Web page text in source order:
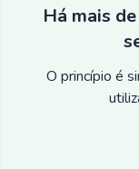
Há mais
O princípio é